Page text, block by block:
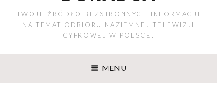
TWOJE ŹRÓDŁO BEZSTRONNYCH INFORMACJI
NA TEMAT ODBIORU NAZIEMNEJ TELEWIZJI
CYFROWEJ W POLSCE.
MENU